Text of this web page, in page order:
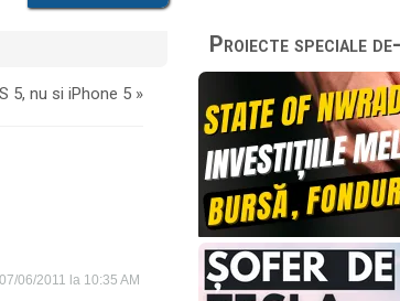
5, nu si iPhone 5»
07/06/2011 la 10:35 AM
Proiecte speciale